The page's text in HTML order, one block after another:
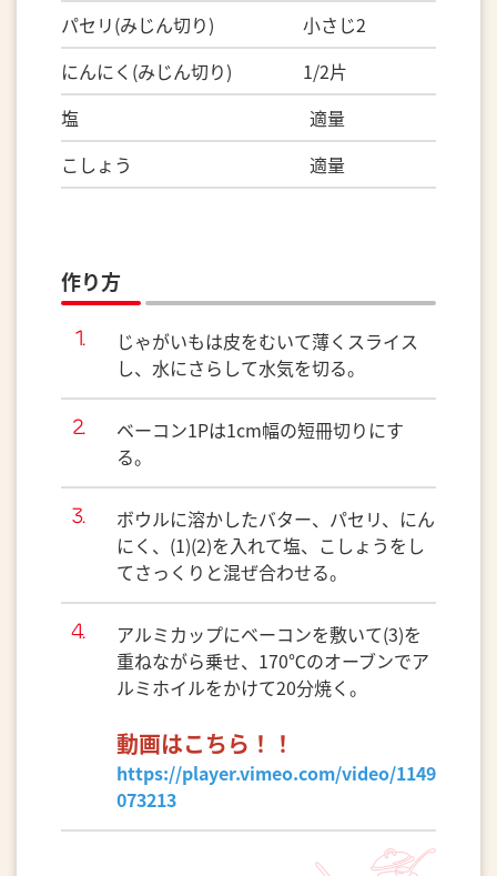
パセリ(みじん切り) 小さじ2
にんにく(みじん切り) 1/2片
塩 適量
こしょう 適量
作り方
じゃがいもは皮をむいて薄くスライス
し、水にさらして水気を切る。
ベーコン1Pは1cm幅の短冊切りにす
る。
ボウルに溶かしたバター、パセリ、にん
にく、(1)(2)を入れて塩、こしょうをし
てさっくりと混ぜ合わせる。
アルミカップにベーコンを敷いて(3)を
重ねながら乗せ、170℃のオーブンでア
ルミホイルをかけて20分焼く。
動画はこちら！！
https://player.vimeo.com/video/1149
073213